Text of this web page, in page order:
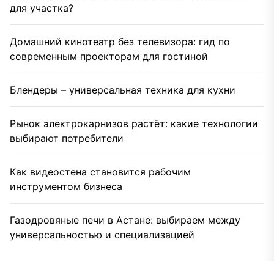
для участка?
Домашний кинотеатр без телевизора: гид по
современным проекторам для гостиной
Блендеры – универсальная техника для кухни
Рынок электрокарнизов растёт: какие технологии
выбирают потребители
Как видеостена становится рабочим
инструментом бизнеса
Газодровяные печи в Астане: выбираем между
универсальностью и специализацией